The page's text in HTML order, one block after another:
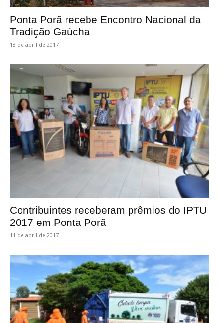
Ponta Porã recebe Encontro Nacional da
Tradição Gaúcha
18 de abril de 2017
Contribuintes receberam prêmios do IPTU
2017 em Ponta Porã
11 de abril de 2017